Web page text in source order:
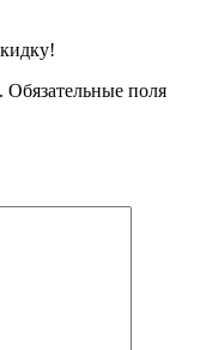
Обязательные поля